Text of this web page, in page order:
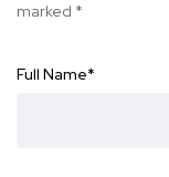
marked *
Full Name*